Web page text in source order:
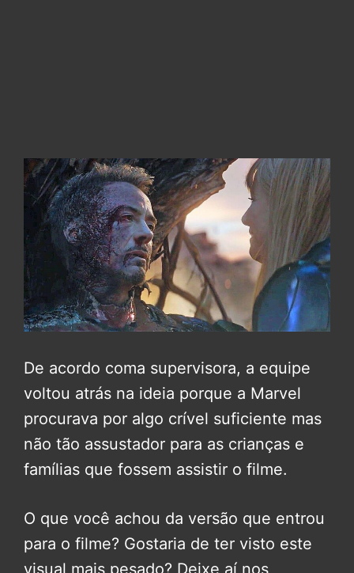
De acordo coma supervisora, a equipe
voltou atrás na ideia porque a Marvel
procurava por algo crível suficiente mas
não tão assustador para as crianças e
famílias que fossem assistir o filme.
O que você achou da versão que entrou
para o filme? Gostaria de ter visto este
visual mais pesado? Deixe aí nos